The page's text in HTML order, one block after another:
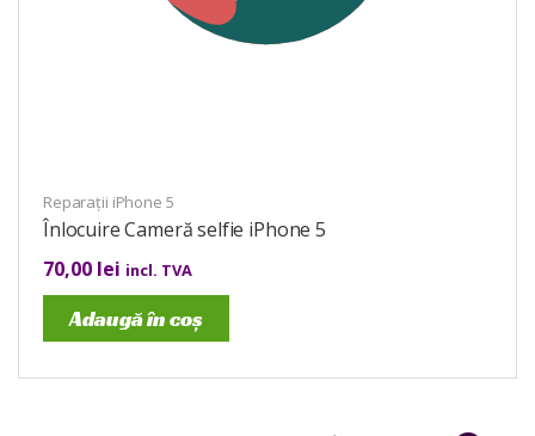
Reparații iPhone 5
Înlocuire Cameră selfie iPhone 5
70,00 lei incl. TVA
Adaugă în coș